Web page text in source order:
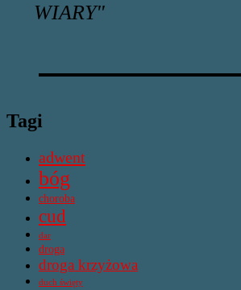
WIARY"
Tagi
adwent
bóg
choroba
cud
dar
droga
droga krzyżowa
duch święty